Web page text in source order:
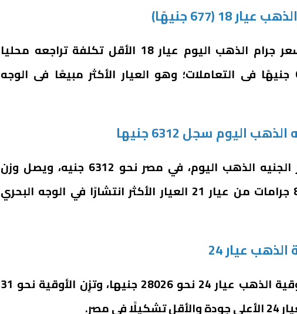
18 (677 جنيهًا)
كما هبط سعر جرام الذهب اليوم عيار 18 الأقل تكلفة تراجعه محليا
ليسجل 677 جنيهًا فى التعاملات؛ وهو العيار الأكثر مبيعًا فى الوجه
اليوم سجل 6312 جنيها
وسجل سعر الجنيه الذهب اليوم، في مصر نحو 6312 جنيه، ويصل وزن
الجنيه إلى 8 جرامات من عيار 21 العيار الأكثر انتشارًا في الوجه البحري
عيار 24
وبلغ سعر أوقية الذهب عيار 24 نحو 28026 جنيها، وتزِن الأوقية نحو 31
في مصر.